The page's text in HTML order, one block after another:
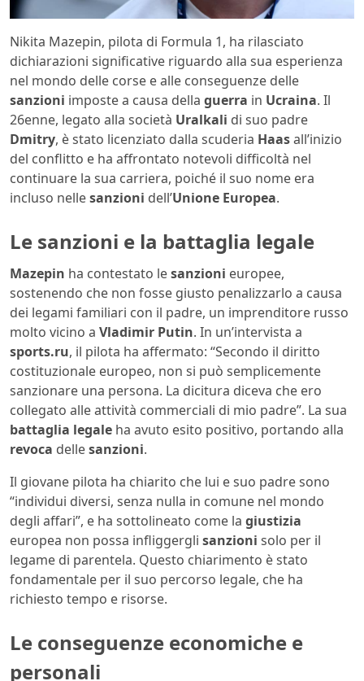
Nikita Mazepin, pilota di Formula 1, ha rilasciato
dichiarazioni significative riguardo alla sua esperienza
nel mondo delle corse e alle conseguenze delle
sanzioni imposte a causa della guerra in Ucraina. Il
26enne, legato alla società Uralkali di suo padre
Dmitry, è stato licenziato dalla scuderia Haasall’inizio
del conflitto e ha affrontato notevoli difficoltà nel
continuare la sua carriera, poiché il suo nome era
incluso nellesanzioni dell’Unione Europea.
Le sanzioni e la battaglia legale
Mazepin ha contestato lesanzioni europee,
sostenendo che non fosse giusto penalizzarlo a causa
dei legami familiari con il padre, un imprenditore russo
molto vicino a Vladimir Putin. In un’intervista a
sports.ru, il pilota ha affermato: “Secondo il diritto
costituzionale europeo, non si può semplicemente
sanzionare una persona. La dicitura diceva che ero
collegato alle attività commerciali di mio padre”. La sua
battaglia legale ha avuto esito positivo, portando alla
revoca dellesanzioni.
Il giovane pilota ha chiarito che lui e suo padre sono
“individui diversi, senza nulla in comune nel mondo
degli affari”, e ha sottolineato come la giustizia
europea non possa infliggergli sanzioni solo per il
legame di parentela. Questo chiarimento è stato
fondamentale per il suo percorso legale, che ha
richiesto tempo e risorse.
Le conseguenze economiche e
personali